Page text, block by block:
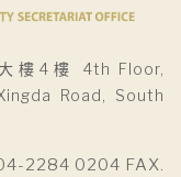
樓4樓 4th Floor,
Road, South
2284 0204 FAX.